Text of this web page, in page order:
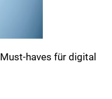
haves für digital